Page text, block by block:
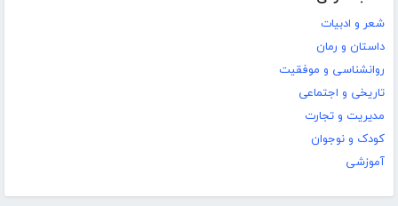
شعر و ادبیات
داستان و رمان
روانشناسی و موفقیت
تاریخی و اجتماعی
مدیریت و تجارت
کودک و نوجوان
آموزشی